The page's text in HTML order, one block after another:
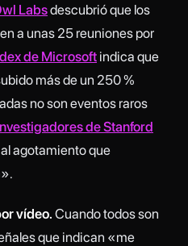
Labsdescubrió que los
a unas 25 reuniones por
de Microsoft indica que
más de un 250 %
no son eventos raros
de Stanford
agotamiento que
vídeo. Cuando todos son
que indican «me